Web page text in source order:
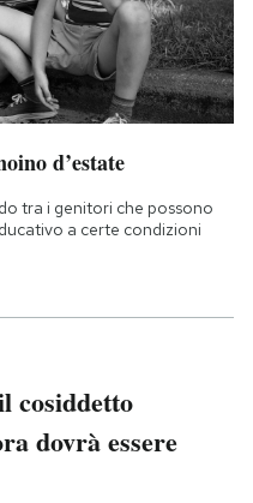
d’estate
tra i genitori che possono
a certe condizioni
cosiddetto
dovrà essere